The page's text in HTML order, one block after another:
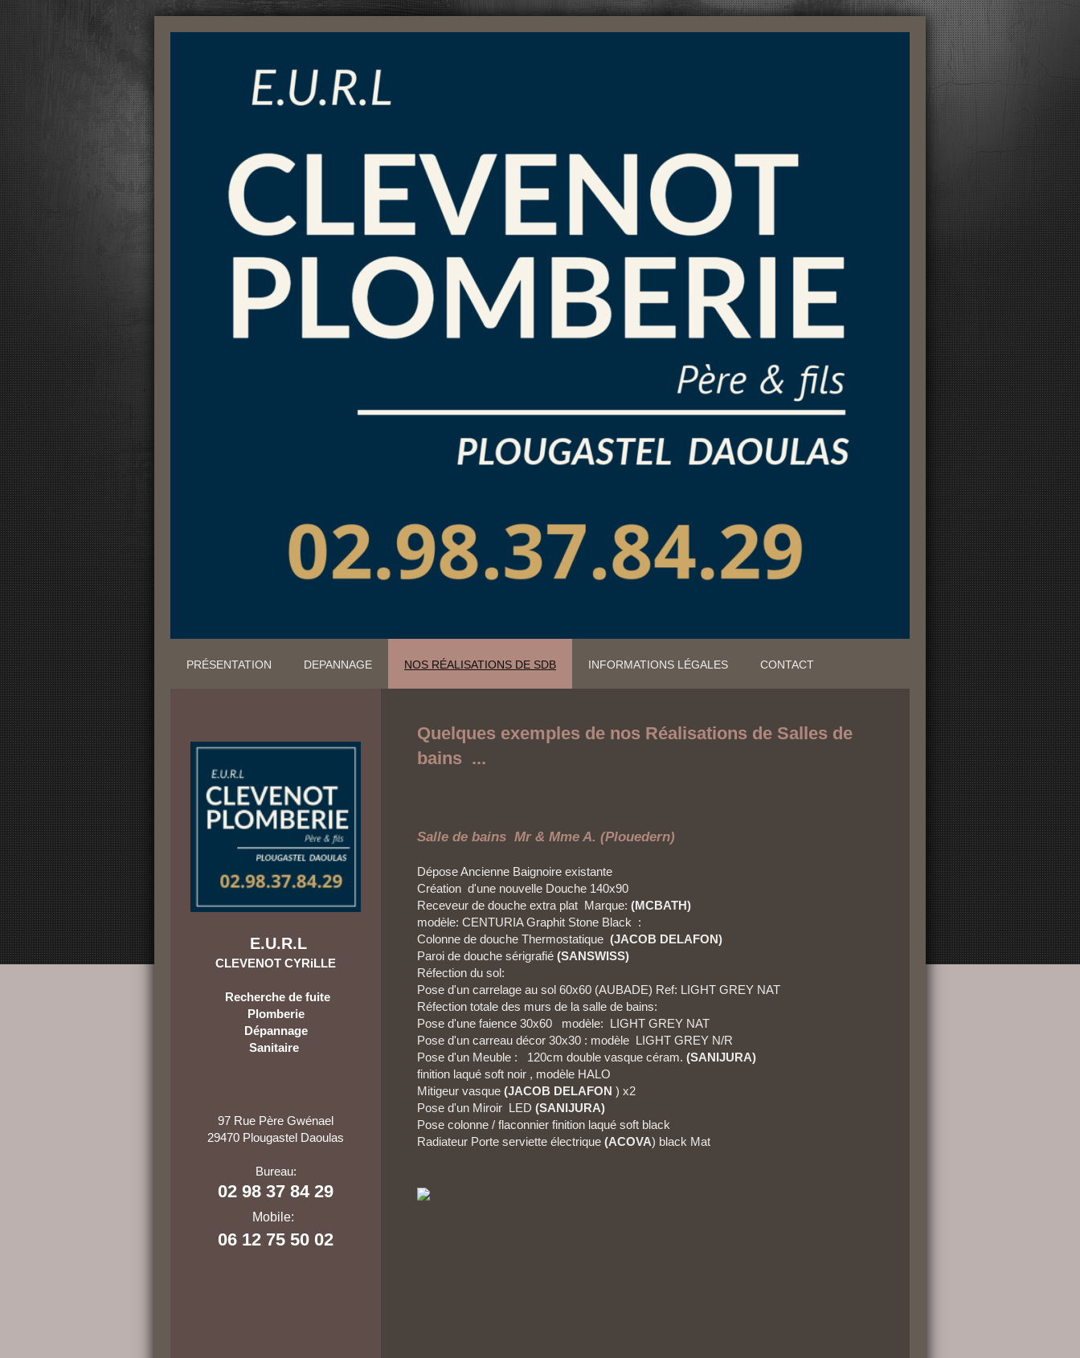
PRÉSENTATION DEPANNAGE NOS RÉALISATIONS DE SDB INFORMATIONS LÉGALES CONTACT
Quelques exemples de nos Réalisations de Salles de
bains ...
Salle de bains Mr & Mme A. (Plouedern)
Dépose Ancienne Baignoire existante
Création d'une nouvelle Douche 140x90
Receveur de douche extra plat Marque:(MCBATH)
modèle: CENTURIA Graphit Stone Black :
Colonne de douche Thermostatique(JACOB DELAFON)
Paroi de douche sérigrafié(SANSWISS)
Réfection du sol:
Pose d'un carrelage au sol 60x60 (AUBADE) Ref: LIGHT GREY NAT
Réfection totale des murs de la salle de bains:
Pose d'une faience 30x60
modèle: LIGHT GREY NAT
Pose d'un carreau décor 30x30 : modèle LIGHT GREY N/R
Pose d'un Meuble : 120cm double vasque céram.(SANIJURA)
finition laqué soft noir , modèle HALO
Mitigeur vasque(JACOB DELAFON ) x2
Pose d'un Miroir LED(SANIJURA)
Pose colonne / flaconnier finition laqué soft black
Radiateur Porte serviette électrique(ACOVA) black Mat
E.U.R.L
CLEVENOT CYRiLLE
Recherche de fuite
Plomberie
Dépannage
Sanitaire
97 Rue Père Gwénael
29470 Plougastel Daoulas
Bureau:
02 98 37 84 29
Mobile:
06 12 75 50 02